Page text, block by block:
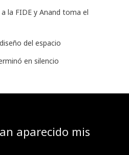
la FIDE y Anand toma el
del espacio
en silencio
aparecido mis